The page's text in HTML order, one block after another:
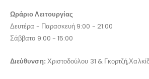
Ωράριο Λειτουργίας
Δευτέρα - Παρασκευή 9:00 - 21:00
Σάββατο 9:00 - 15:00
Διεύθυνση: Χριστοδούλου 31 &